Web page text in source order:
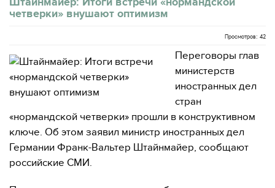
четверки» внушают оптимизм
Просмотров: 42
Переговоры глав
министерств
иностранных дел
стран
«нормандской четверки» прошли в конструктивном
ключе. Об этом заявил министр иностранных дел
Германии Франк-Вальтер Штайнмайер, сообщают
российские СМИ.